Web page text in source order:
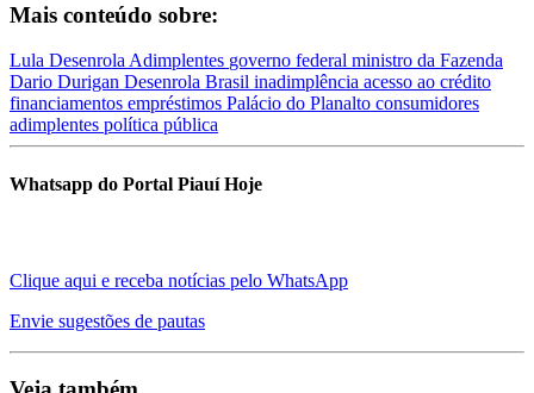
Mais conteúdo sobre:
Lula Desenrola Adimplentes governo federal ministro da Fazenda
Dario Durigan Desenrola Brasil inadimplência acesso ao crédito
financiamentos empréstimos Palácio do Planalto consumidores
adimplentes política pública
Whatsapp do Portal Piauí Hoje
Clique aqui e receba notícias pelo WhatsApp
Envie sugestões de pautas